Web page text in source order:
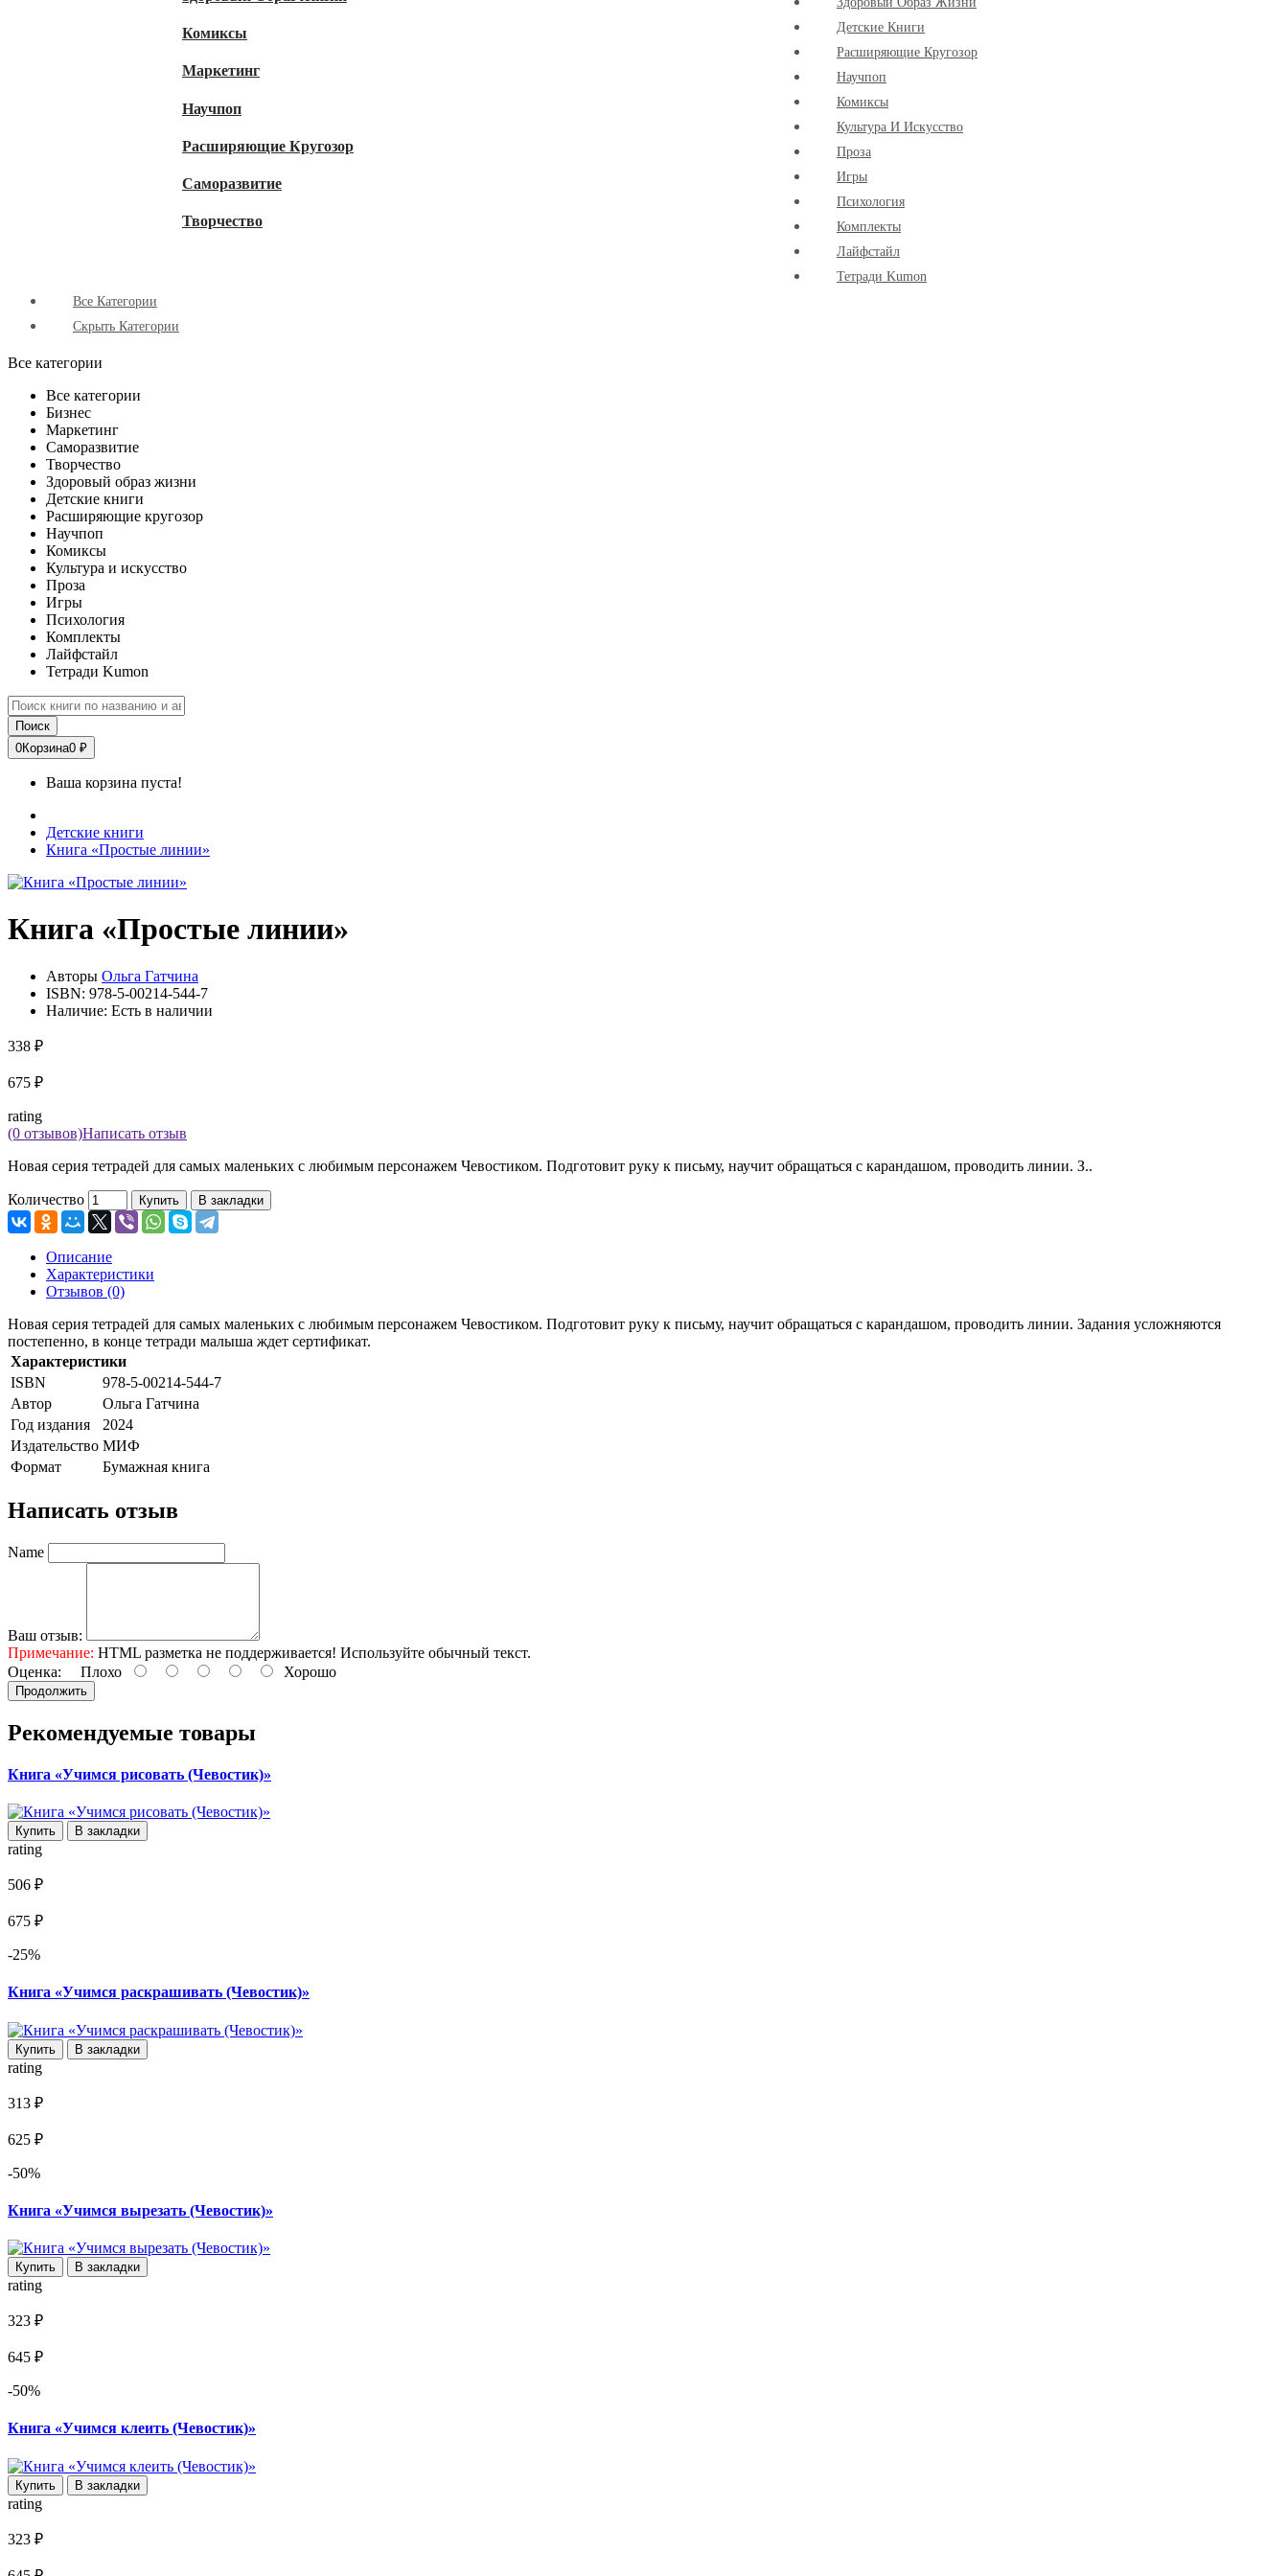
Комиксы
Маркетинг
Научпоп
Расширяющие Кругозор
Cаморазвитие
Творчество
Детские Книги
Расширяющие Кругозор
Научпоп
Комиксы
Культура И Искусство
Проза
Игры
Психология
Комплекты
Лайфстайл
Тетради Kumon
Все Категории
Скрыть Категории
Все категории
Все категории
Бизнес
Маркетинг
Саморазвитие
Творчество
Здоровый образ жизни
Детские книги
Расширяющие кругозор
Научпоп
Комиксы
Культура и искусство
Проза
Игры
Психология
Комплекты
Лайфстайл
Тетради Kumon
Поиск
0Корзина0 ₽
Ваша корзина пуста!
Детские книги
Книга «Простые линии»
Книга «Простые линии»
Авторы Ольга Гатчина
ISBN: 978-5-00214-544-7
Наличие: Есть в наличии
338 ₽
675 ₽
rating
(0 отзывов)Написать отзыв
Новая серия тетрадей для самых маленьких с любимым персонажем Чевостиком. Подготовит руку к письму, научит обращаться с карандашом, проводить линии. З..
Количество Купить В закладки
Описание
Характеристики
Отзывов (0)
Новая серия тетрадей для самых маленьких с любимым персонажем Чевостиком. Подготовит руку к письму, научит обращаться с карандашом, проводить линии. Задания усложняются
постепенно, в конце тетради малыша ждет сертификат.
Характеристики
ISBN
978-5-00214-544-7
Автор
Ольга Гатчина
Год издания
2024
Издательство МИФ
Формат
Бумажная книга
Написать отзыв
Name
Ваш отзыв:
Примечание: HTML разметка не поддерживается! Используйте обычный текст.
Оценка: Плохо Хорошо
Продолжить
Рекомендуемые товары
Книга «Учимся рисовать (Чевостик)»
Купить В закладки
rating
506 ₽
675 ₽
-25%
Книга «Учимся раскрашивать (Чевостик)»
Купить В закладки
rating
313 ₽
625 ₽
-50%
Книга «Учимся вырезать (Чевостик)»
Купить В закладки
rating
323 ₽
645 ₽
-50%
Книга «Учимся клеить (Чевостик)»
Купить В закладки
rating
323 ₽